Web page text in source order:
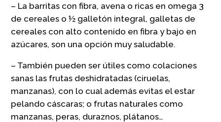
– La barritas con fibra, avena o ricas en omega 3
de cereales o ½ galletón integral, galletas de
cereales con alto contenido en fibra y bajo en
azúcares, son una opción muy saludable.
– También pueden ser útiles como colaciones
sanas las frutas deshidratadas (ciruelas,
manzanas), con lo cual además evitas el estar
pelando cáscaras; o frutas naturales como
manzanas, peras, duraznos, plátanos…